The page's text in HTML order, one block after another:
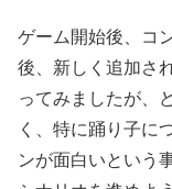
ゲーム開始後、コ
後、新しく追加さ
ってみましたが、
く、特に踊り子に
ンが面白いという